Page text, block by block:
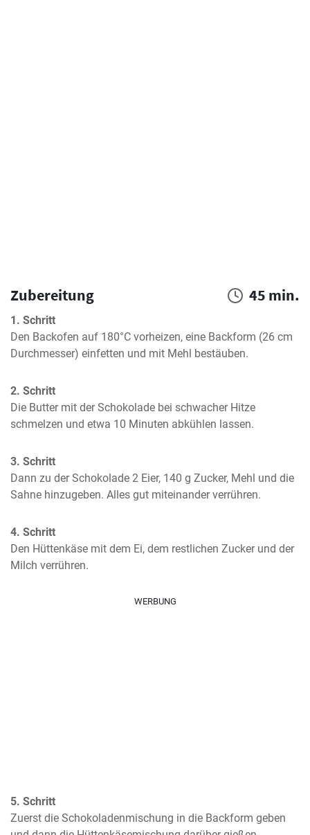
Zubereitung 45 min.
1. Schritt
Den Backofen auf 180°C vorheizen, eine Backform (26 cm
Durchmesser) einfetten und mit Mehl bestäuben.
2. Schritt
Die Butter mit der Schokolade bei schwacher Hitze
schmelzen und etwa 10 Minuten abkühlen lassen.
3. Schritt
Dann zu der Schokolade 2 Eier, 140 g Zucker, Mehl und die
Sahne hinzugeben. Alles gut miteinander verrühren.
4. Schritt
Den Hüttenkäse mit dem Ei, dem restlichen Zucker und der
Milch verrühren.
WERBUNG
5. Schritt
Zuerst die Schokoladenmischung in die Backform geben